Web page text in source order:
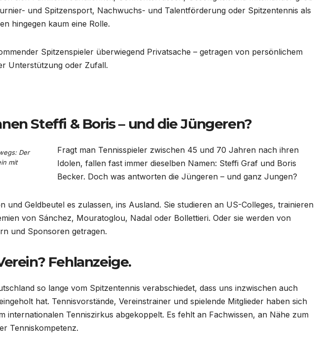
und Spitzensport, Nachwuchs- und Talentförderung oder Spitzentennis als
hingegen kaum eine Rolle.
Spitzenspieler überwiegend Privatsache – getragen von persönlichem
Unterstützung oder Zufall.
Steffi & Boris – und die Jüngeren?
Der
mit
Fragt man Tennisspieler zwischen 45 und 70 Jahren nach ihren
Idolen, fallen fast immer dieselben Namen: Steffi Graf und Boris
Becker. Doch was antworten die Jüngeren – und ganz Jungen?
und Geldbeutel es zulassen, ins Ausland. Sie studieren an US-Colleges, trainieren
von Sánchez, Mouratoglou, Nadal oder Bollettieri. Oder sie werden von
und Sponsoren getragen.
Fehlanzeige.
so lange vom Spitzentennis verabschiedet, dass uns inzwischen auch
hat. Tennisvorstände, Vereinstrainer und spielende Mitglieder haben sich
internationalen Tenniszirkus abgekoppelt. Es fehlt an Fachwissen, an Nähe zum
Tenniskompetenz.